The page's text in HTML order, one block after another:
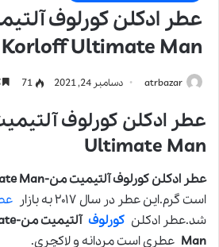
عطر ادکلن کورلوف
Korloff Ultimate Man
atrbazar دسامبر 24, 2021 71
Ultimate Man
عطر ادکلن کورلوف آلتیمیت من-Korloff Ultimate Man
است گرم.این عطر در سال ۲۰۱۷ به بازار
شد.عطر ادکلن کورلوف آلتیمیت من-
Man عطری است مردانه و لاکچری.